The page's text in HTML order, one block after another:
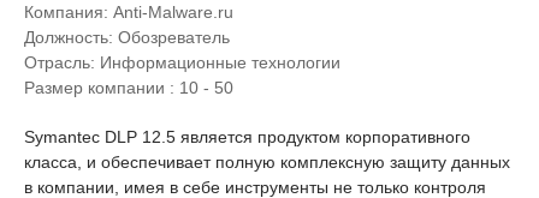
Компания: Anti-Malware.ru
Должность: Обозреватель
Отрасль: Информационные технологии
Размер компании : 10 - 50
Symantec DLP 12.5 является продуктом корпоративного
класса, и обеспечивает полную комплексную защиту данных
в компании, имея в себе инструменты не только контроля